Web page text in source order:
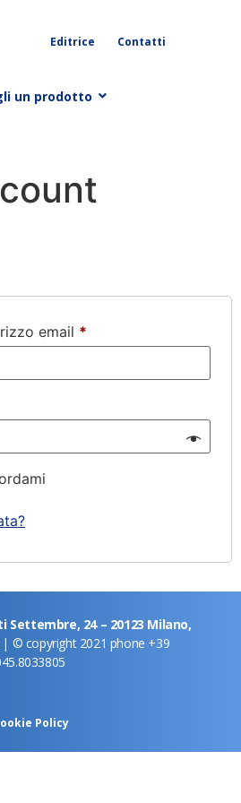
Editrice Contatti
un prodotto
email *
Settembre, 24 – 20123 Milano,
| © copyright 2021 phone +39
Policy